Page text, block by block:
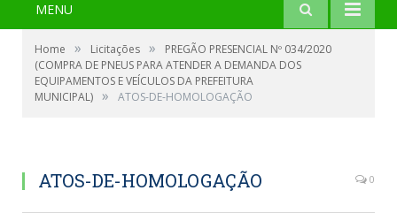
MENU
Home » Licitações »
PREGÃO PRESENCIAL Nº 034/2020
(COMPRA DE PNEUS PARA ATENDER A DEMANDA DOS
EQUIPAMENTOS E VEÍCULOS DA PREFEITURA
MUNICIPAL) » ATOS-DE-HOMOLOGAÇÃO
ATOS-DE-HOMOLOGAÇÃO 0